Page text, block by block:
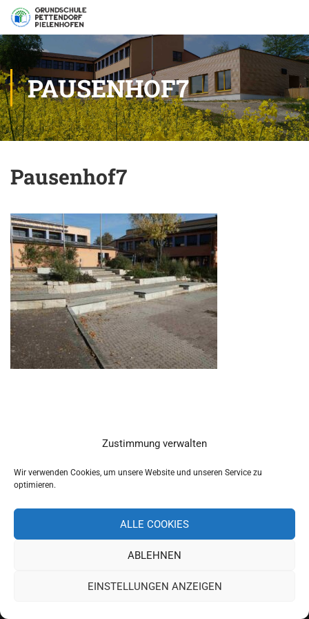
Zustimmung verwalten
Wir verwenden Cookies, um unsere Website und unseren Service zu
optimieren.
ALLE COOKIES
ABLEHNEN
EINSTELLUNGEN ANZEIGEN
PAUSENHOF7
Pausenhof7
Datenschutz